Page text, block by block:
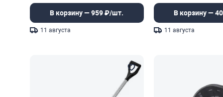
В корзину — 959 ₽/шт.
11 августа
черенка
В корзину —
11 августа